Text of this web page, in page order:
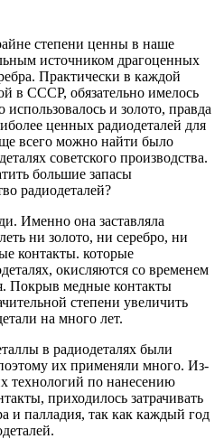
степени ценны в наше
источником драгоценных
Практически в каждой
в СССР, обязательно имелось
и золото, правда
ценных радиодеталей для
всего можно найти было
советского производства.
большие запасы
радиодеталей?
Именно она заставляла
ни золото, ни серебро, ни
контакты. которые
окисляются со временем
Покрыв медные контакты
степени увеличить
на много лет.
в радиодеталях были
их применяли много. Из-
технологий по нанесению
приходилось затрачивать
и палладия, так как каждый год